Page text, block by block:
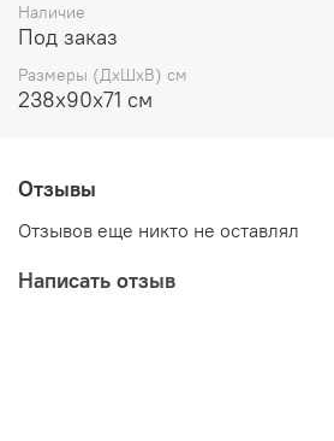
Наличие
Под заказ
Размеры (ДхШхВ) см
238х90х71 см
Отзывы
Отзывов еще никто не оставлял
Написать отзыв